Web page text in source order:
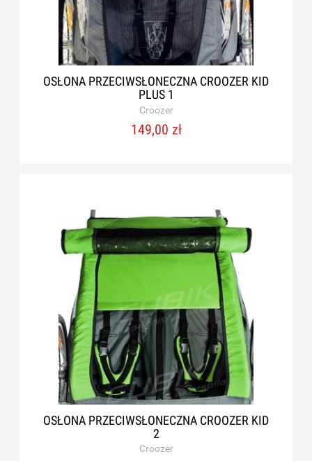
OSŁONA PRZECIWSŁONECZNA CROOZER KID
PLUS 1
Croozer
149,00 zł
OSŁONA PRZECIWSŁONECZNA CROOZER KID
2
Croozer